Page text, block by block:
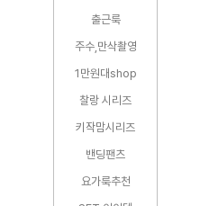
출근룩
주수,만삭촬영
1만원대shop
찰랑 시리즈
키작맘시리즈
밴딩팬츠
요가룩추천